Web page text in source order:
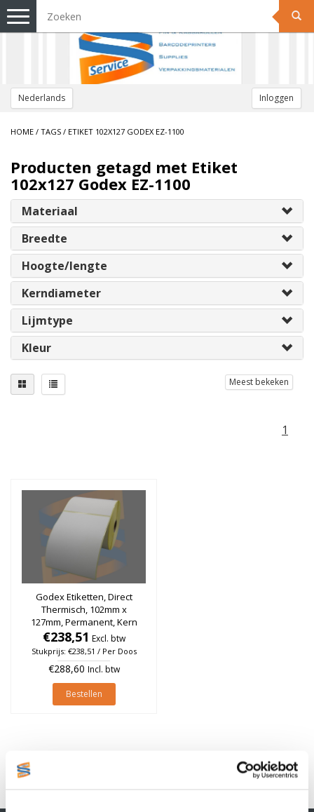
Nederlands Inloggen
Toggle
navigation
HOME / TAGS / ETIKET 102X127 GODEX EZ-1100
Producten getagd met Etiket
102x127 Godex EZ-1100
Materiaal
Breedte
Hoogte/lengte
Kerndiameter
Lijmtype
Kleur
Meest bekeken
1
Godex Etiketten, Direct
Thermisch, 102mm x
127mm, Permanent, Kern
25mm, rol à 565 stuks (Per
doos)
€238,51 Excl. btw
Stukprijs: €238,51 / Per Doos
€288,60 Incl. btw
Bestellen
1